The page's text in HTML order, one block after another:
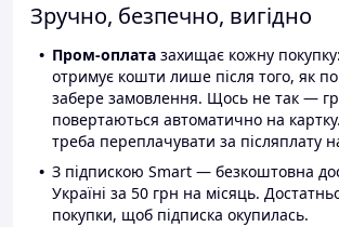
Зручно, безпечно, вигідно
Пром-оплата захищає кожну
отримує кошти лише після того, як
забере замовлення. Щось не так —
повертаються автоматично на
треба переплачувати за післяплату
З підпискою Smart — безкоштовна
Україні за 50 грн на місяць.
покупки, щоб підписка окупилась.